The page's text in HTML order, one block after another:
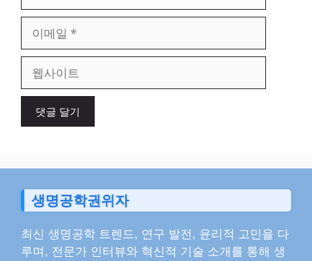
일
이
생명공학권위자
최신 생명공학 트렌드, 연구 발전, 윤리적 고민을 다
루며, 전문가 인터뷰와 혁신적 기술 소개를 통해 생